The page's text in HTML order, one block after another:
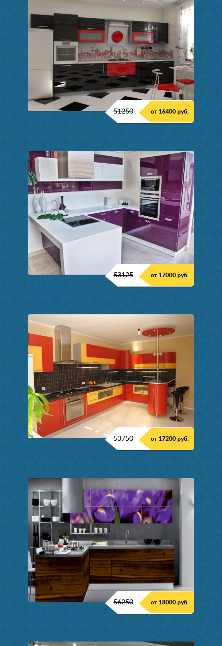
51250 от 16400 руб.
53125 от 17000 руб.
53750 от 17200 руб.
56250 от 18000 руб.